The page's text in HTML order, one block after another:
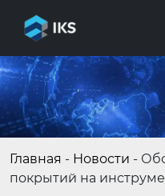
Главная - Новости -
покрытий на